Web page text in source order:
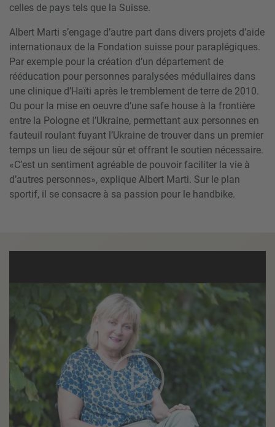
celles de pays tels que la Suisse.
Albert Marti s’engage d’autre part dans divers projets d’aide
internationaux de la Fondation suisse pour paraplégiques.
Par exemple pour la création d’un département de
rééducation pour personnes paralysées médullaires dans
une clinique d’Haïti après le tremblement de terre de 2010.
Ou pour la mise en oeuvre d’une safe house à la frontière
entre la Pologne et l’Ukraine, permettant aux personnes en
fauteuil roulant fuyant l’Ukraine de trouver dans un premier
temps un lieu de séjour sûr et offrant le soutien nécessaire.
«C’est un sentiment agréable de pouvoir faciliter la vie à
d’autres personnes», explique Albert Marti. Sur le plan
sportif, il se consacre à sa passion pour le handbike.